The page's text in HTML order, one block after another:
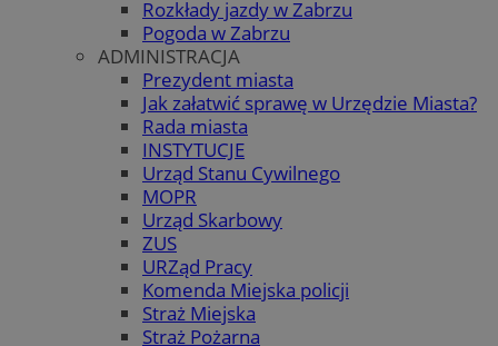
Rozkłady jazdy w Zabrzu
Pogoda w Zabrzu
ADMINISTRACJA
Prezydent miasta
Jak załatwić sprawę w Urzędzie Miasta?
Rada miasta
INSTYTUCJE
Urząd Stanu Cywilnego
MOPR
Urząd Skarbowy
ZUS
URZąd Pracy
Komenda Miejska policji
Straż Miejska
Straż Pożarna